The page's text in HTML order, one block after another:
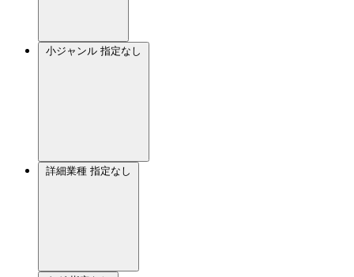
小ジャンル 指定なし
詳細業種 指定なし